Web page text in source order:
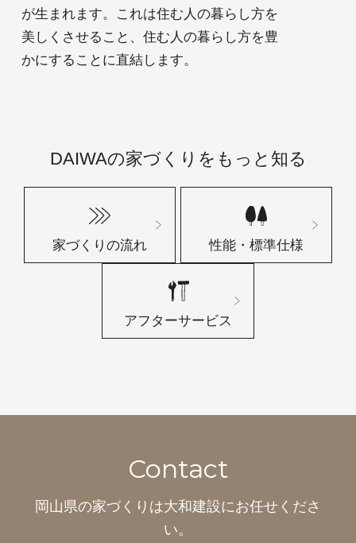
が生まれます。これは住む人の暮らし方を
美しくさせること、住む人の暮らし方を豊
かにすることに直結します。
DAIWAの家づくりをもっと知る
家づくりの流れ 性能・標準仕様
アフターサービス
Contact
岡山県の家づくりは大和建設にお任せくださ
い。